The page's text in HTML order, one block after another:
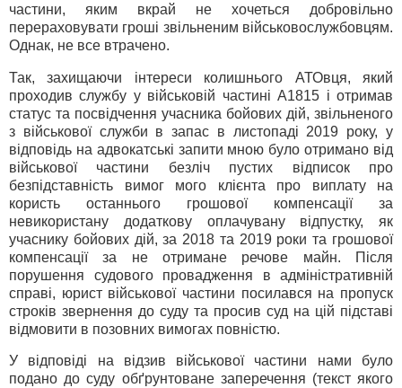
частини, яким вкрай не хочеться добровільно
перераховувати гроші звільненим військовослужбовцям.
Однак, не все втрачено.
Так, захищаючи інтереси колишнього АТОвця, який
проходив службу у військовій частині А1815 і отримав
статус та посвідчення учасника бойових дій, звільненого
з військової служби в запас в листопаді 2019 року, у
відповідь на адвокатські запити мною було отримано від
військової частини безліч пустих відписок про
безпідставність вимог мого клієнта про виплату на
користь останнього грошової компенсації за
невикористану додаткову оплачувану відпустку, як
учаснику бойових дій, за 2018 та 2019 роки та грошової
компенсації за не отримане речове майн. Після
порушення судового провадження в адміністративній
справі, юрист військової частини посилався на пропуск
строків звернення до суду та просив суд на цій підставі
відмовити в позовних вимогах повністю.
У відповіді на відзив військової частини нами було
подано до суду обґрунтоване заперечення (текст якого